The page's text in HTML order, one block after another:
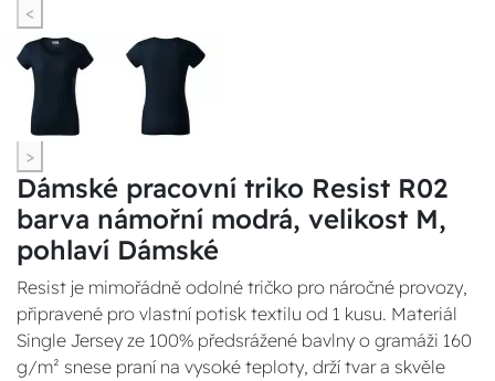
<
>
Dámské pracovní triko Resist R02
barva námořní modrá, velikost M,
pohlaví Dámské
Resist je mimořádně odolné tričko pro náročné provozy,
připravené pro vlastní potisk textilu od 1 kusu. Materiál
Single Jersey ze 100% předsrážené bavlny o gramáži 160
g/m² snese praní na vysoké teploty, drží tvar a skvěle